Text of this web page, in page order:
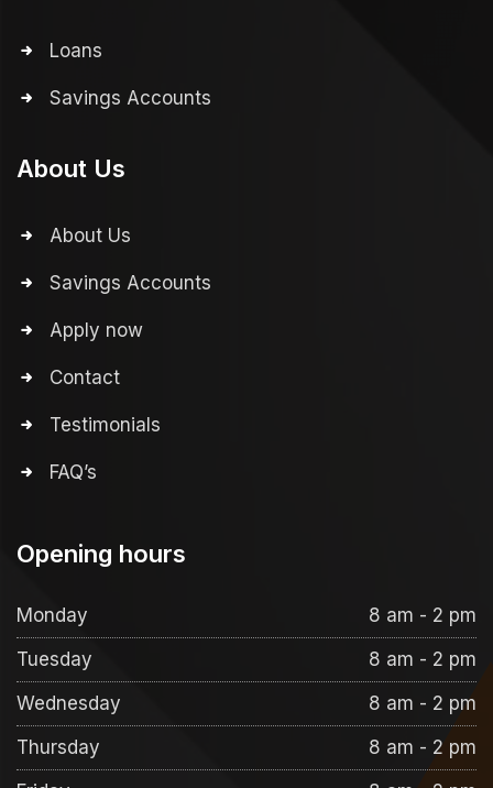
Loans
Savings Accounts
About Us
About Us
Savings Accounts
Apply now
Contact
Testimonials
FAQ’s
Opening hours
Monday
8 am - 2 pm
Tuesday
8 am - 2 pm
Wednesday
8 am - 2 pm
Thursday
8 am - 2 pm